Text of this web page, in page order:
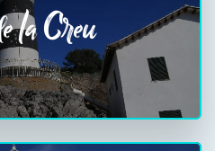
la Creu